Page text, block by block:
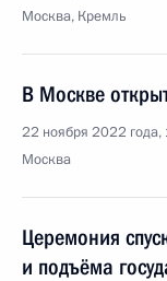
Москва, Кремль
В Москве
22 ноября 2022
Москва
Церемония
и подъёма